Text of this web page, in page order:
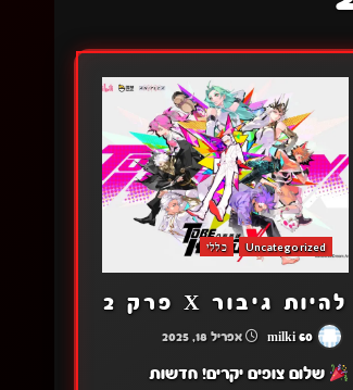
Uncategorized כללי
להיות גיבור X פרק 2
אפריל 18, 2025
שלום צופים יקרים! חדשות